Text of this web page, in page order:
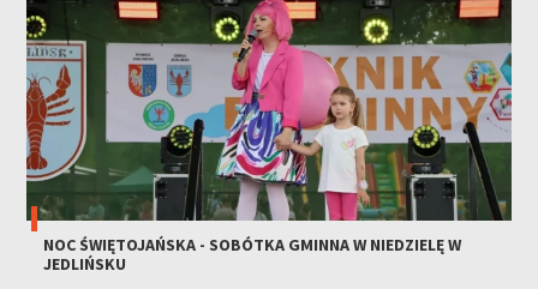
NOC ŚWIĘTOJAŃSKA - SOBÓTKA GMINNA W NIEDZIELĘ W
JEDLIŃSKU